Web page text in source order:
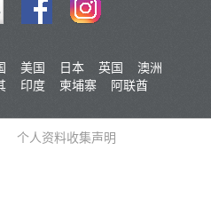
美国 日本 英国
澳洲
印度 柬埔寨
阿联酋
个人资料收集声明